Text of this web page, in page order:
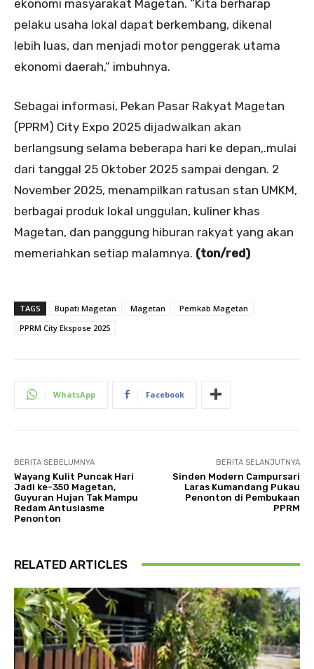
ekonomi masyarakat Magetan. “Kita berharap
pelaku usaha lokal dapat berkembang, dikenal
lebih luas, dan menjadi motor penggerak utama
ekonomi daerah,” imbuhnya.
Sebagai informasi, Pekan Pasar Rakyat Magetan
(PPRM) City Expo 2025 dijadwalkan akan
berlangsung selama beberapa hari ke depan,.mulai
dari tanggal 25 Oktober 2025 sampai dengan. 2
November 2025, menampilkan ratusan stan UMKM,
berbagai produk lokal unggulan, kuliner khas
Magetan, dan panggung hiburan rakyat yang akan
memeriahkan setiap malamnya. (ton/red)
TAGS Bupati Magetan Magetan
Pemkab Magetan
PPRM City Ekspose 2025
WhatsApp Facebook
BERITA SEBELUMNYA
Wayang Kulit Puncak Hari
Jadi ke-350 Magetan,
Guyuran Hujan Tak Mampu
Redam Antusiasme
Penonton
BERITA SELANJUTNYA
Sinden Modern Campursari
Laras Kumandang Pukau
Penonton di Pembukaan
PPRM
RELATED ARTICLES